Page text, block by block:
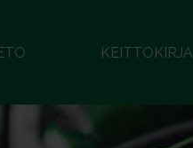
KEITTOKIRJA